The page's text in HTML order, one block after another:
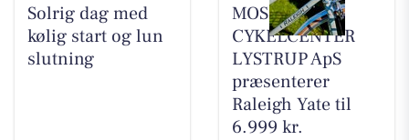
Solrig dag med
kølig start og lun
slutning
MOSQUITO
CYKELCENTER
LYSTRUP ApS
præsenterer
Raleigh Yate til
6.999 kr.